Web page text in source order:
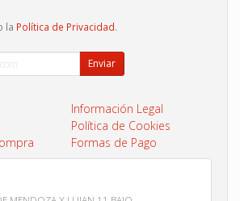
la Política de Privacidad.
Enviar
Información Legal
Política de Cookies
Formas de Pago